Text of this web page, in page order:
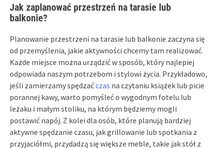
Jak zaplanować przestrzeń na tarasie lub
balkonie?
Planowanie przestrzeni na tarasie lub balkonie zaczyna się
od przemyślenia, jakie aktywności chcemy tam realizować.
Każde miejsce można urządzić w sposób, który najlepiej
odpowiada naszym potrzebom i stylowi życia. Przykładowo,
jeśli zamierzamy spędzaćczas na czytaniu książek lub picie
porannej kawy, warto pomyśleć o wygodnym fotelu lub
leżaku i małym stoliku, na którym będziemy mogli
postawić napój. Z kolei dla osób, które planują bardziej
aktywne spędzanie czasu, jak grillowanie lub spotkania z
przyjaciółmi, przydadzą się większe meble, takie jak stół z